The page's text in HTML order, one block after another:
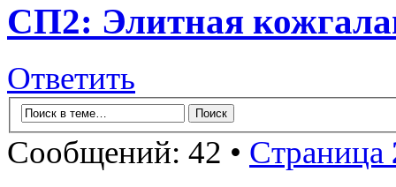
СП2: Элитная
Ответить
Сообщений: 42 • Страница